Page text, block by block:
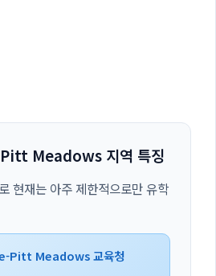
Meadows 지역 특징
현재는 아주 제한적으로만 유학
Pitt Meadows 교육청